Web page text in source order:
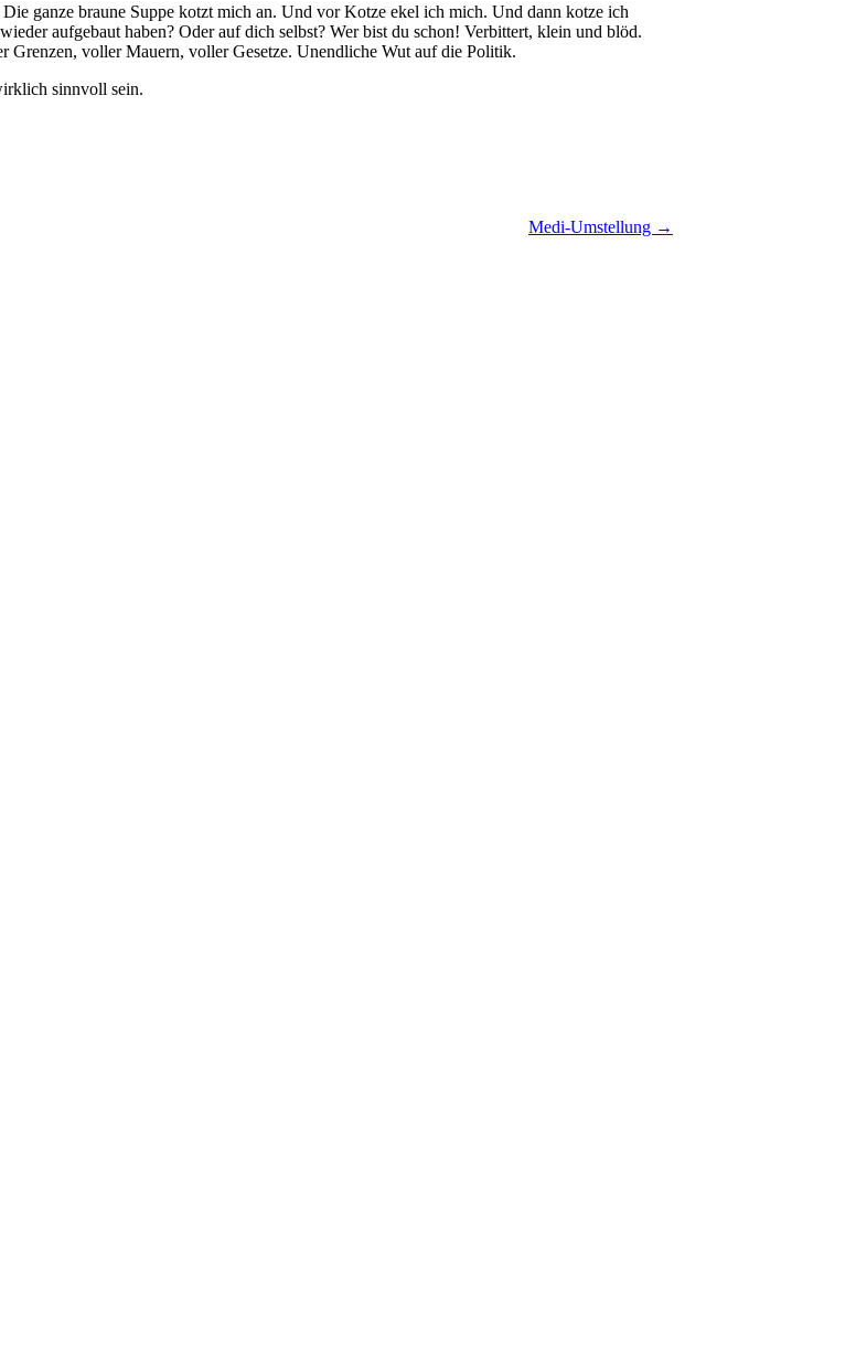
ganze braune Suppe kotzt mich an. Und vor Kotze ekel ich mich. Und dann kotze ich
aufgebaut haben? Oder auf dich selbst? Wer bist du schon! Verbittert, klein und blöd.
Grenzen, voller Mauern, voller Gesetze. Unendliche Wut auf die Politik.
sinnvoll sein.
Medi-Umstellung →